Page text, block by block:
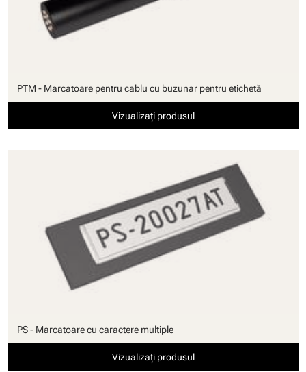
PTM - Marcatoare pentru cablu cu buzunar pentru etichetă
Vizualizați produsul
PS - Marcatoare cu caractere multiple
Vizualizați produsul